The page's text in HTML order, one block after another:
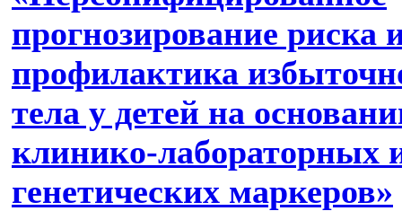
прогнозирование риска
профилактика
тела у детей на
клинико-лабораторных
генетических маркеров»